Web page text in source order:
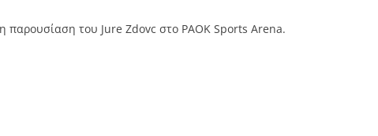
παρουσίαση του Jure Zdovc στο PAOK Sports Arena.